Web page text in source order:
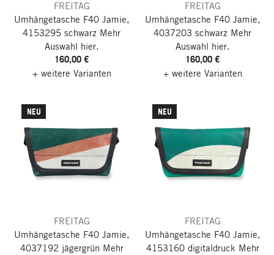
FREITAG
Umhängetasche F40 Jamie,
4153295 schwarz Mehr
Auswahl hier.
160,00 €
+ weitere Varianten
FREITAG
Umhängetasche F40 Jamie,
4037203 schwarz Mehr
Auswahl hier.
160,00 €
+ weitere Varianten
NEU
FREITAG
Umhängetasche F40 Jamie,
4037192 jägergrün Mehr
NEU
FREITAG
Umhängetasche F40 Jamie,
4153160 digitaldruck Mehr